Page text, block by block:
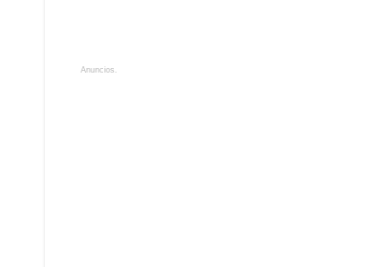
Anuncios.